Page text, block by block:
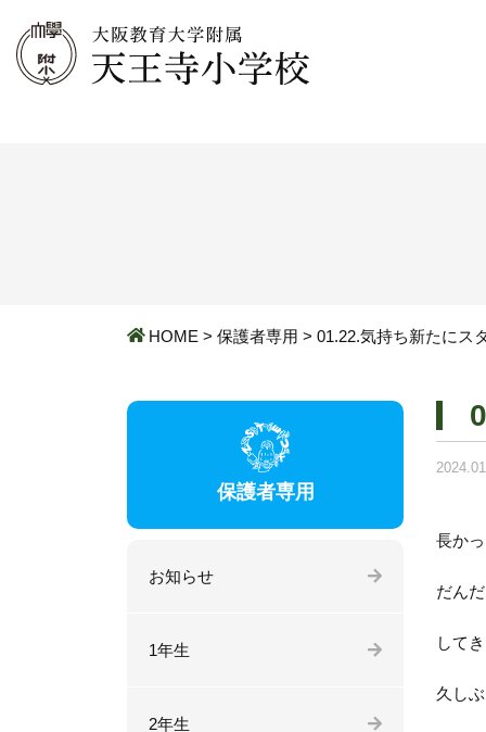
HOME > 保護者専用 > 01.22.気持ち新たにス
長か
だん
して
久し
保護者専用
お知らせ
1年生
2年生